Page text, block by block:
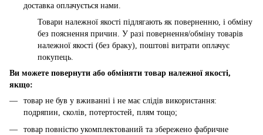
доставка оплачується нами.
Товари належної якості підлягають як поверненню, і обміну
без пояснення причин. У разі повернення/обміну товарів
належної якості (без браку), поштові витрати оплачує
покупець.
Ви можете повернути або обміняти товар належної якості,
якщо:
товар не був у вживанні і не має слідів використання:
подряпин, сколів, потертостей, плям тощо;
товар повністю укомплектований та збережено фабричне